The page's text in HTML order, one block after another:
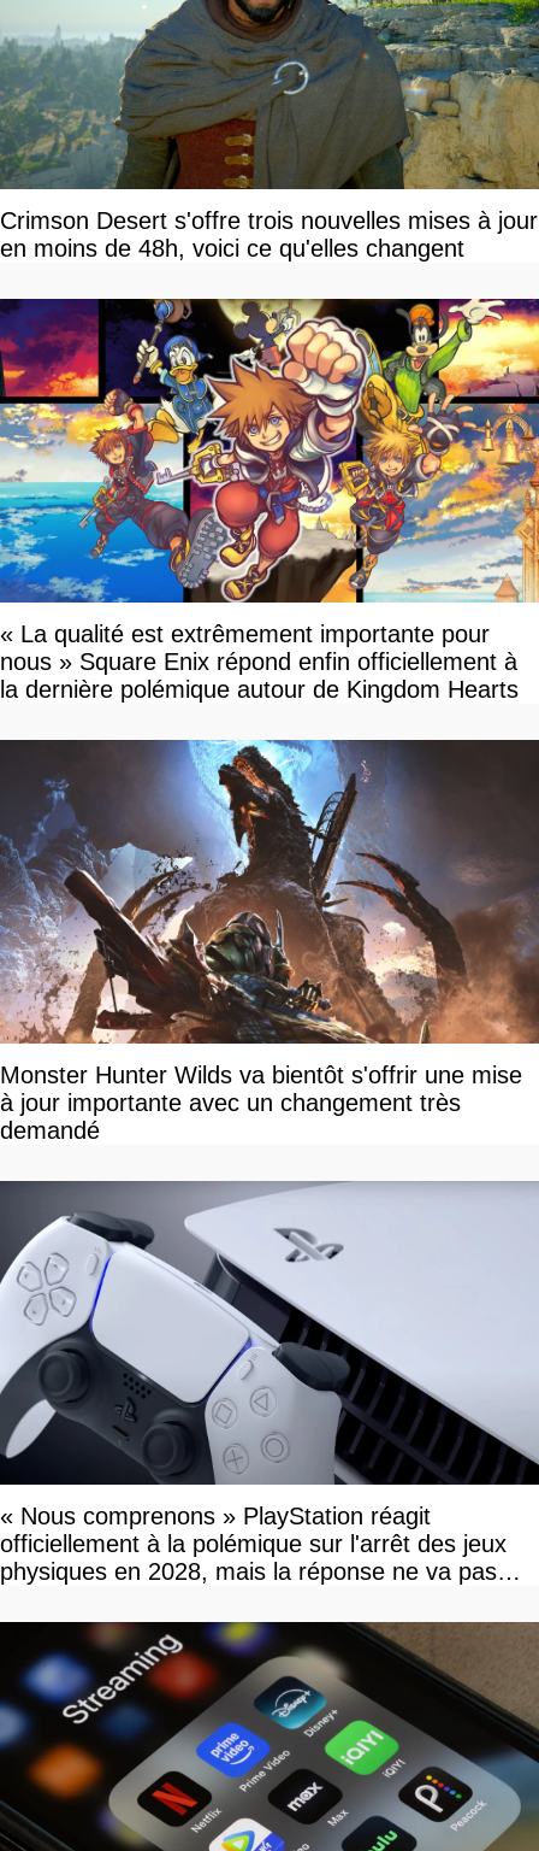
Crimson Desert s'offre trois nouvelles mises à jour
en moins de 48h, voici ce qu'elles changent
« La qualité est extrêmement importante pour
nous » Square Enix répond enfin officiellement à
la dernière polémique autour de Kingdom Hearts
Monster Hunter Wilds va bientôt s'offrir une mise
à jour importante avec un changement très
demandé
« Nous comprenons » PlayStation réagit
officiellement à la polémique sur l'arrêt des jeux
physiques en 2028, mais la réponse ne va pas